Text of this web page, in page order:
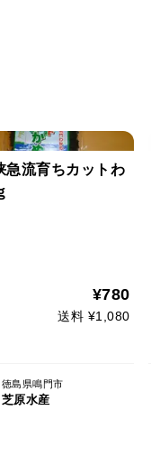
急流育ちカットわ
¥780
送料 ¥1,080
徳島県鳴門市
芝原水産